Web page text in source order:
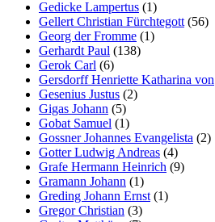
Gedicke Lampertus (1)
Gellert Christian Fürchtegott (56)
Georg der Fromme (1)
Gerhardt Paul (138)
Gerok Carl (6)
Gersdorff Henriette Katharina von
Gesenius Justus (2)
Gigas Johann (5)
Gobat Samuel (1)
Gossner Johannes Evangelista (2)
Gotter Ludwig Andreas (4)
Grafe Hermann Heinrich (9)
Gramann Johann (1)
Greding Johann Ernst (1)
Gregor Christian (3)